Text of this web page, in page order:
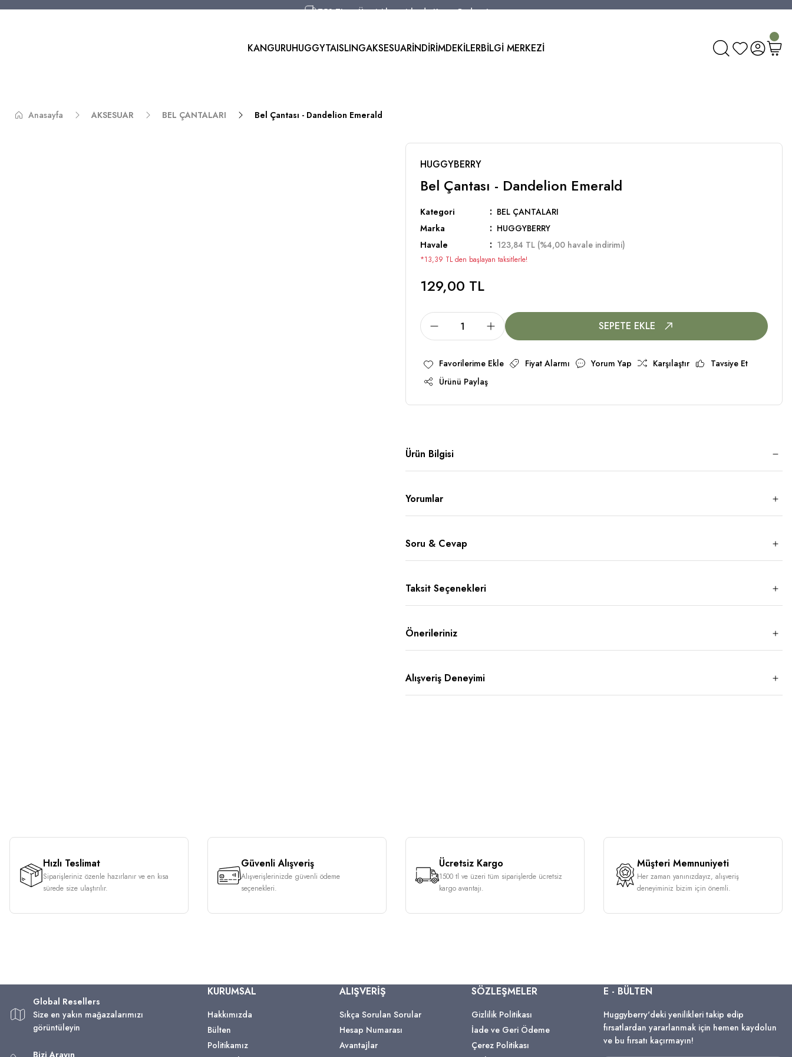
750 TL ve Üzeri Alışverişlerde Kargo Bedava!
Worldwide Shipping!
750 TL ve Üzeri Alışverişlerde Kargo Bedava!
KANGURUHUGGYTAISLINGAKSESUARİNDİRİMDEKİLERBİLGİ MERKEZİ
Anasayfa AKSESUAR BEL ÇANTALARI Bel Çantası - Dandelion Emerald
HUGGYBERRY
Bel Çantası - Dandelion Emerald
Kategori
BEL ÇANTALARI
Marka
HUGGYBERRY
Havale
123,84 TL (%4,00 havale indirimi)
*13,39 TL den başlayan taksitlerle!
129,00 TL
SEPETE EKLE
Fiyat Alarmı Yorum Yap Karşılaştır
Tavsiye Et
Ürünü Paylaş
Ürün Bilgisi
Yorumlar
Soru & Cevap
Taksit Seçenekleri
Önerileriniz
Alışveriş Deneyimi
Hızlı Teslimat
Siparişleriniz özenle hazırlanır ve en kısa
sürede size ulaştırılır.
Güvenli Alışveriş
Alışverişlerinizde güvenli ödeme
seçenekleri.
Ücretsiz Kargo
1500 tl ve üzeri tüm siparişlerde ücretsiz
kargo avantajı.
Müşteri Memnuniyeti
Her zaman yanınızdayız, alışveriş
deneyiminiz bizim için önemli.
Global Resellers
Size en yakın mağazalarımızı
görüntüleyin
Bizi Arayın
KURUMSAL
Hakkımızda
Bülten
Politikamız
ALIŞVERİŞ
Sıkça Sorulan Sorular
Hesap Numarası
Avantajlar
SÖZLEŞMELER
Gizlilik Politikası
İade ve Geri Ödeme
Çerez Politikası
E - BÜLTEN
Huggyberry'deki yenilikleri takip edip
fırsatlardan yararlanmak için hemen kaydolun
ve bu fırsatı kaçırmayın!